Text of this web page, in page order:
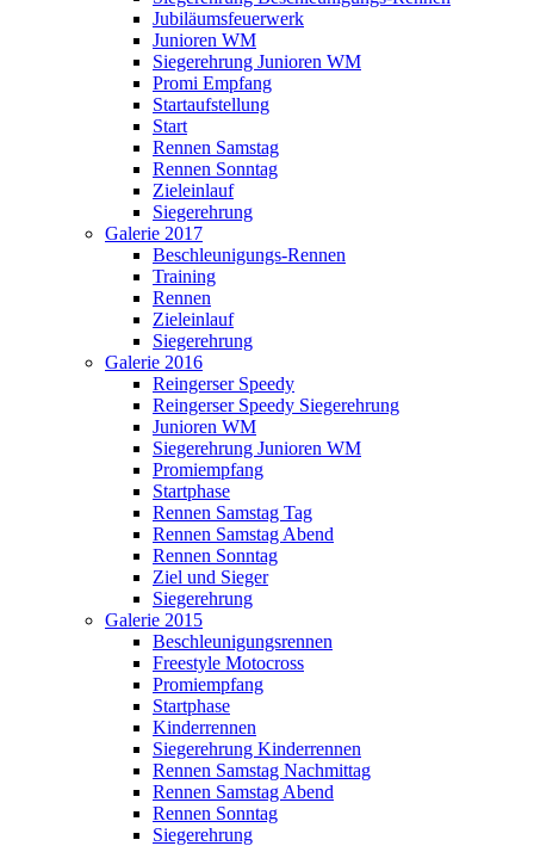
Jubiläumsfeuerwerk
Junioren WM
Siegerehrung Junioren WM
Promi Empfang
Startaufstellung
Start
Rennen Samstag
Rennen Sonntag
Zieleinlauf
Siegerehrung
Galerie 2017
Beschleunigungs-Rennen
Training
Rennen
Zieleinlauf
Siegerehrung
Galerie 2016
Reingerser Speedy
Reingerser Speedy Siegerehrung
Junioren WM
Siegerehrung Junioren WM
Promiempfang
Startphase
Rennen Samstag Tag
Rennen Samstag Abend
Rennen Sonntag
Ziel und Sieger
Siegerehrung
Galerie 2015
Beschleunigungsrennen
Freestyle Motocross
Promiempfang
Startphase
Kinderrennen
Siegerehrung Kinderrennen
Rennen Samstag Nachmittag
Rennen Samstag Abend
Rennen Sonntag
Siegerehrung